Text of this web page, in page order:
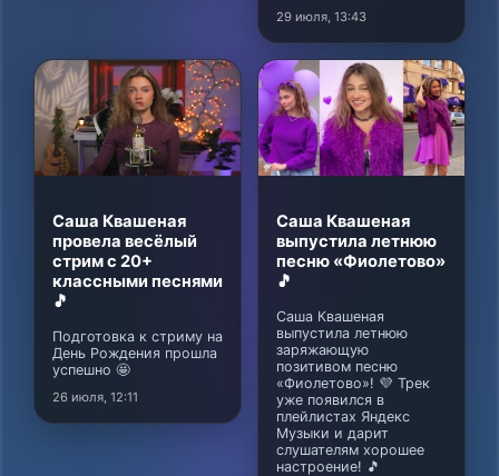
29 июля, 13:43
Саша Квашеная
провела весёлый
стрим с 20+
классными песнями
🎵
Подготовка к стриму на
День Рождения прошла
успешно 🤩
26 июля, 12:11
Саша Квашеная
выпустила летнюю
песню «Фиолетово»
🎵
Саша Квашеная
выпустила летнюю
заряжающую
позитивом песню
«Фиолетово»! 💜 Трек
уже появился в
плейлистах Яндекс
Музыки и дарит
слушателям хорошее
настроение! 🎵